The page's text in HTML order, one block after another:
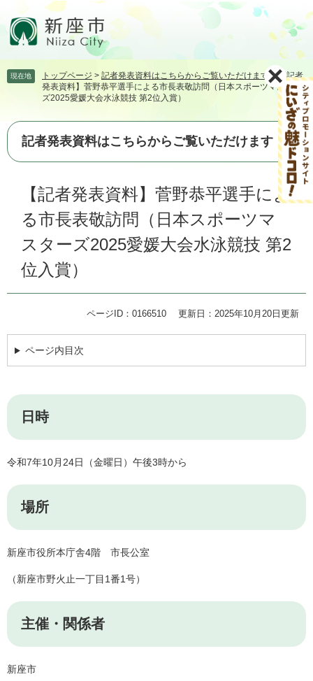
頭飛
て
文
現在地 トップページ > 記者発表資料はこちらからご覧いただけます >【記者
発表資料】菅野恭平選手による市長表敬訪問（日本スポーツマスター
ズ2025愛媛大会水泳競技 第2位入賞）
記者発表資料はこちらからご覧いただけます
【記者発表資料】菅野恭平選手によ
る市長表敬訪問（日本スポーツマ
スターズ2025愛媛大会水泳競技 第2
位入賞）
ページID：0166510 更新日：2025年10月20日更新
ページ内目次
日時
令和7年10月24日（金曜日）午後3時から
場所
新座市役所本庁舎4階 市長公室
（新座市野火止一丁目1番1号）
主催・関係者
新座市